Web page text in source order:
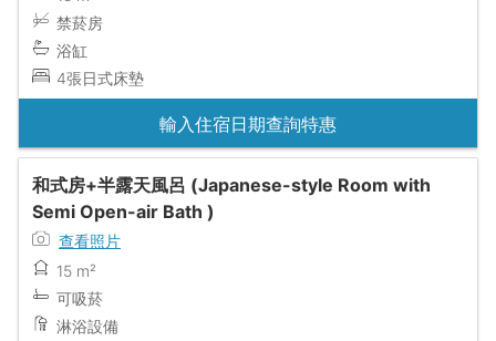
禁菸房
浴缸
4張日式床墊
輸入住宿日期查詢特惠
和式房+半露天風呂 (Japanese-style Room with
Semi Open-air Bath )
查看照片
15 m²
可吸菸
淋浴設備